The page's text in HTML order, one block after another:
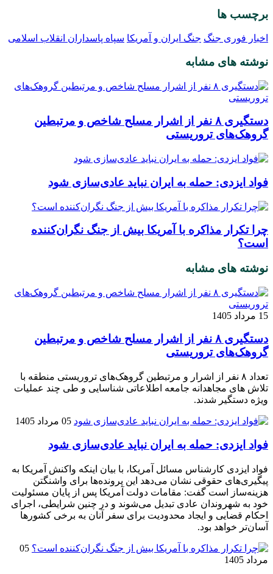
برچسب ها
اخبار فوری جنگ جنگ ایران و آمریکا سپاه پاسداران انقلاب اسلامی
نوشته های مشابه
دستگیری ۸ نفر از اشرار مسلح شاخص و مرتبطین
گروهک‌های تروریستی
فواد ایزدی: حمله به ایران نباید عادی‌سازی شود
چرا تکرار مذاکره با آمریکا بیش از جنگ نگران‌کننده
است؟
نوشته های مشابه
15 مرداد 1405
دستگیری ۸ نفر از اشرار مسلح شاخص و مرتبطین
گروهک‌های تروریستی
تعداد ۸ نفر از اشرار و مرتبطین گروهک‌های تروریستی منطقه با
تلاش های مجاهدانه جامعه اطلاعاتی شناسایی و طی چند عملیات
ویژه دستگیر شدند.
05 مرداد 1405
فواد ایزدی: حمله به ایران نباید عادی‌سازی شود
فواد ایزدی کارشناس مسائل آمریکا، با بیان اینکه واکنش آمریکا به
پیگیری‌های حقوقی نشان می‌دهد این پرونده‌ها برای واشنگتن
هزینه‌ساز است گفت: مقامات دولت آمریکا پس از پایان مسئولیت
خود به شهروندان عادی تبدیل می‌شوند و در چنین شرایطی، اجرای
احکام قضایی و ایجاد محدودیت برای سفر آنان به برخی کشور‌ها
آسان‌تر خواهد بود.
05
مرداد 1405